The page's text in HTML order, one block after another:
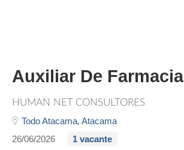
Auxiliar De Farmacia
HUMAN NET CONSULTORES
Todo Atacama, Atacama
26/06/2026
1 vacante